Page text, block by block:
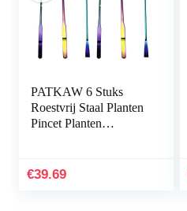
PATKAW 6 Stuks
Roestvrij Staal Planten
Pincet Planten
Hulpmiddelen Instellen
€39.69